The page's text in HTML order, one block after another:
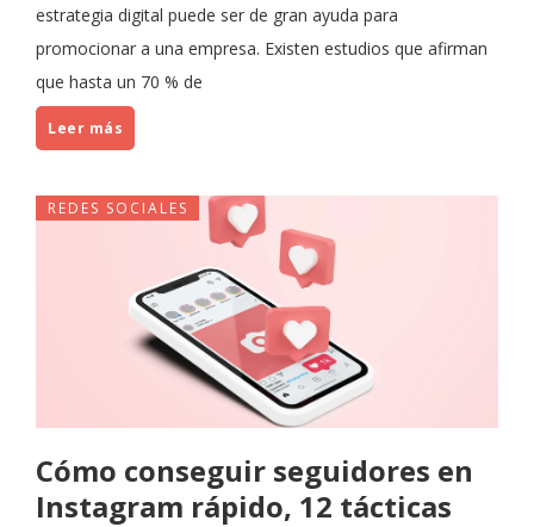
estrategia digital puede ser de gran ayuda para
promocionar a una empresa. Existen estudios que afirman
que hasta un 70 % de
Leer más
REDES SOCIALES
Cómo conseguir seguidores en
Instagram rápido, 12 tácticas